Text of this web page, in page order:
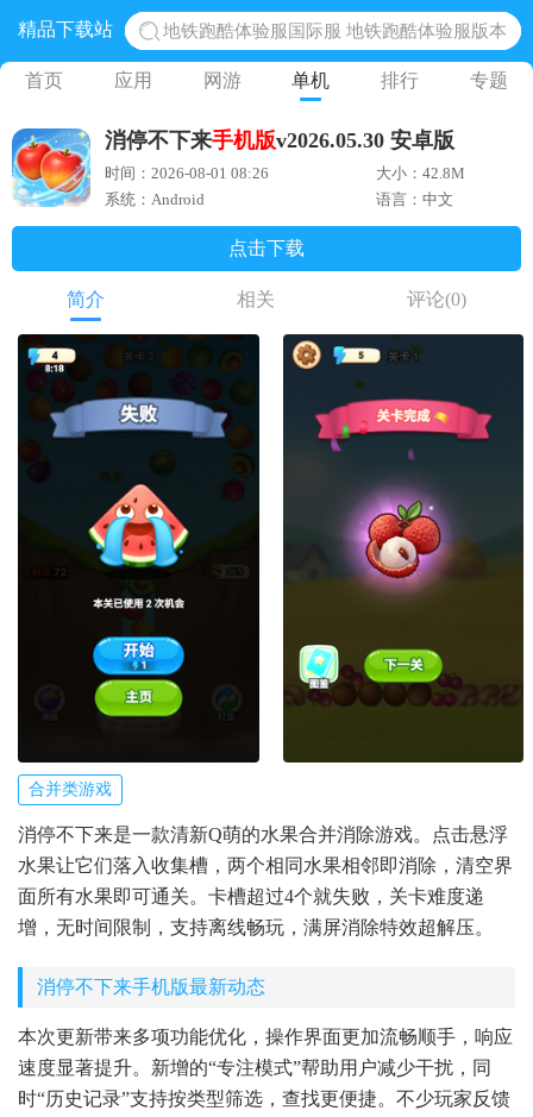
精品下载站
地铁跑酷体验服国际服 地铁跑酷体验服版本
网易光遇手游正版 点亮星空共庆周年
黎明觉醒生机腾讯正版 黎明觉醒生机国际服
蛋仔派对下载 蛋仔派对体验服
奥特曼王者传奇 正版奥特曼游戏
首页 应用 网游 单机 排行 专题
消停不下来手机版v2026.05.30 安卓版
时间：2026-08-01 08:26
大小：42.8M
系统：Android
语言：中文
点击下载
简介 相关 评论(0)
合并类游戏
消停不下来是一款清新Q萌的水果合并消除游戏。点击悬浮
水果让它们落入收集槽，两个相同水果相邻即消除，清空界
面所有水果即可通关。卡槽超过4个就失败，关卡难度递
增，无时间限制，支持离线畅玩，满屏消除特效超解压。
消停不下来手机版最新动态
本次更新带来多项功能优化，操作界面更加流畅顺手，响应
速度显著提升。新增的“专注模式”帮助用户减少干扰，同
时“历史记录”支持按类型筛选，查找更便捷。不少玩家反馈